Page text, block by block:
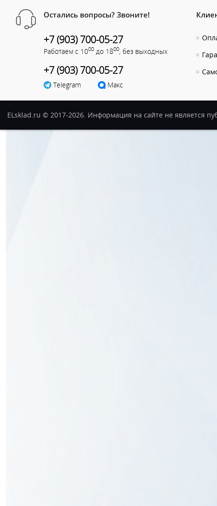
Остались вопросы? Звоните!
+7 (903) 700-05-27
Работаем с 1000 до 1800 , без выходных
+7 (903) 700-05-27
Telegram Макс
ELsklad.ru © 2017-2026. Информация на сайте не является